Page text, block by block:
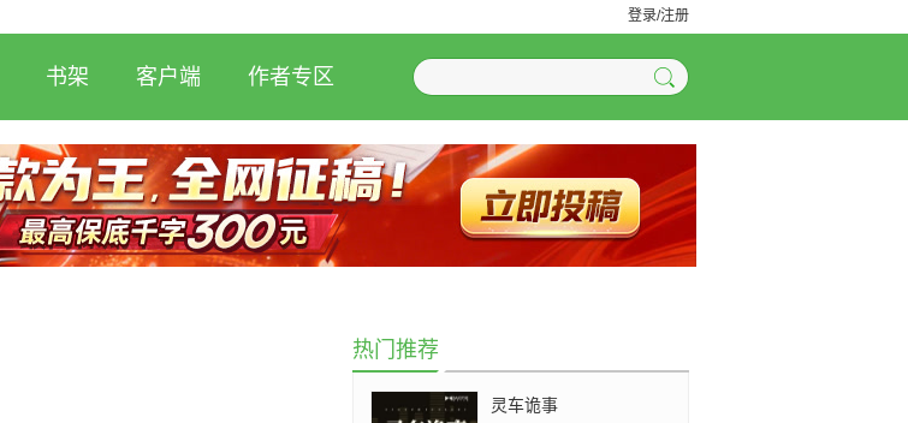
登录/注册
书架 客户端 作者专区
热门推荐
灵车诡事